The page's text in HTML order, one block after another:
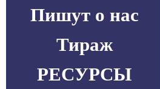
Пишут о нас
Тираж
РЕСУРСЫ